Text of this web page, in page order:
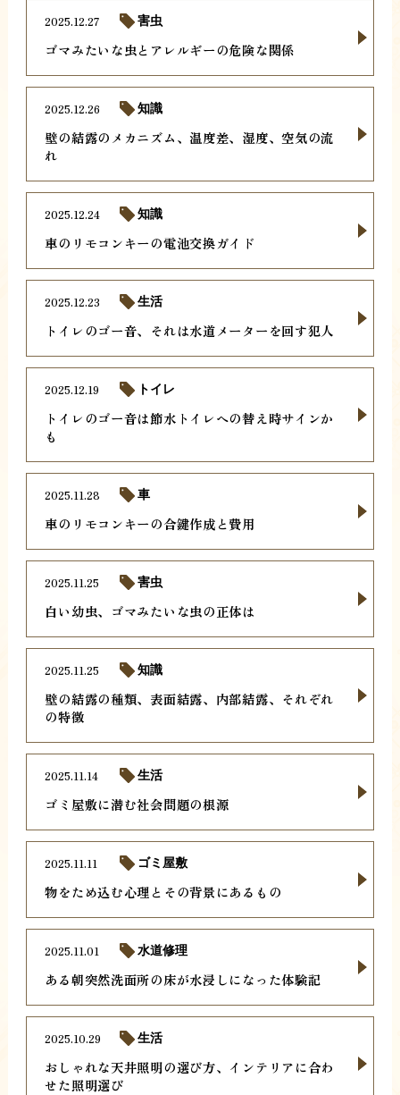
ゴマみたいな虫とアレルギーの危険な関係
2025.12.27 害虫
壁の結露のメカニズム、温度差、湿度、空気の流
れ
2025.12.26 知識
車のリモコンキーの電池交換ガイド
2025.12.24 知識
トイレのゴー音、それは水道メーターを回す犯人
2025.12.23 生活
トイレのゴー音は節水トイレへの替え時サインか
も
2025.12.19 トイレ
車のリモコンキーの合鍵作成と費用
2025.11.28 車
白い幼虫、ゴマみたいな虫の正体は
2025.11.25 害虫
壁の結露の種類、表面結露、内部結露、それぞれ
の特徴
2025.11.25 知識
ゴミ屋敷に潜む社会問題の根源
2025.11.14 生活
物をため込む心理とその背景にあるもの
2025.11.11 ゴミ屋敷
ある朝突然洗面所の床が水浸しになった体験記
2025.11.01 水道修理
おしゃれな天井照明の選び方、インテリアに合わ
せた照明選び
2025.10.29 生活